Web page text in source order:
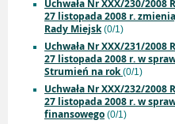
Uchwała Nr XXX/230/
27 listopada 2008 r.
Rady Miejsk(0/1)
Uchwała Nr XXX/231/
27 listopada 2008 r. w
Strumień na rok(0/1)
Uchwała Nr XXX/232/
27 listopada 2008 r. w
finansowego (0/1)